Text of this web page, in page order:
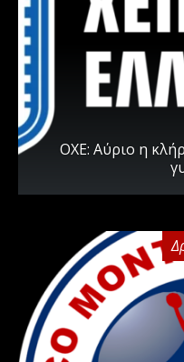
ΟΧΕ: Αύριο η